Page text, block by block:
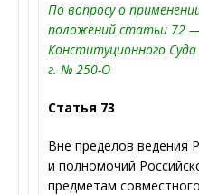
По вопросу о
положений статьи 72
Конституционного
г. № 250-О
Статья 73
Вне пределов ведения
и полномочий
предметам